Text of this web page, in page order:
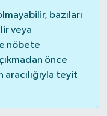
bazıları
veya
nöbete
önce
teyit